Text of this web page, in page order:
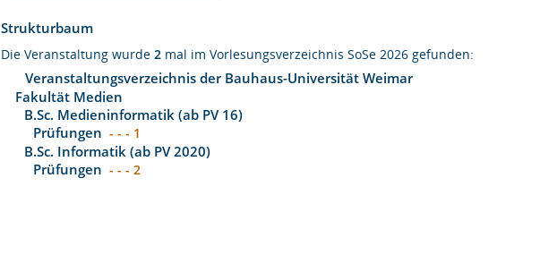
Strukturbaum
Die Veranstaltung wurde2 mal im Vorlesungsverzeichnis SoSe 2026 gefunden:
Veranstaltungsverzeichnis der Bauhaus-Universität Weimar
Fakultät Medien
B.Sc. Medieninformatik (ab PV 16)
Prüfungen - - - 1
B.Sc. Informatik (ab PV 2020)
Prüfungen - - - 2